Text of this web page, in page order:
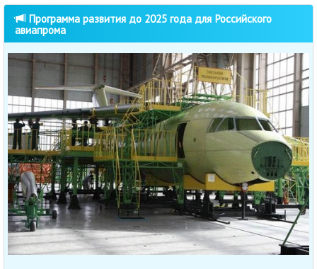
Программа развития до 2025 года для Российского
авиапрома